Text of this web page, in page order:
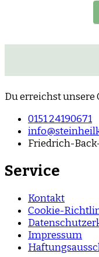
Du erreichst unsere
0151 24190671
Friedrich-
Service
Kontakt
Cookie-
Impressum